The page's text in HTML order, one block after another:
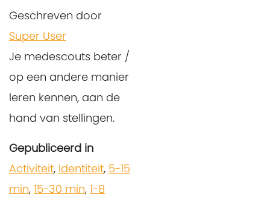
Geschreven door
Super User
Je medescouts beter /
op een andere manier
leren kennen, aan de
hand van stellingen.
Gepubliceerd in
Activiteit, Identiteit, 5-15
min, 15-30 min, 1-8